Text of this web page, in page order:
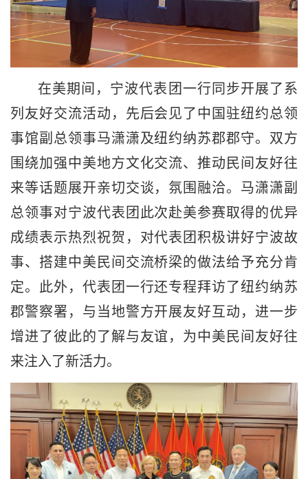
在美期间，宁波代表团一行同步开展了系
列友好交流活动，先后会见了中国驻纽约总领
事馆副总领事马潇潇及纽约纳苏郡郡守。双方
围绕加强中美地方文化交流、推动民间友好往
来等话题展开亲切交谈，氛围融洽。马潇潇副
总领事对宁波代表团此次赴美参赛取得的优异
成绩表示热烈祝贺，对代表团积极讲好宁波故
事、搭建中美民间交流桥梁的做法给予充分肯
定。此外，代表团一行还专程拜访了纽约纳苏
郡警察署，与当地警方开展友好互动，进一步
增进了彼此的了解与友谊，为中美民间友好往
来注入了新活力。